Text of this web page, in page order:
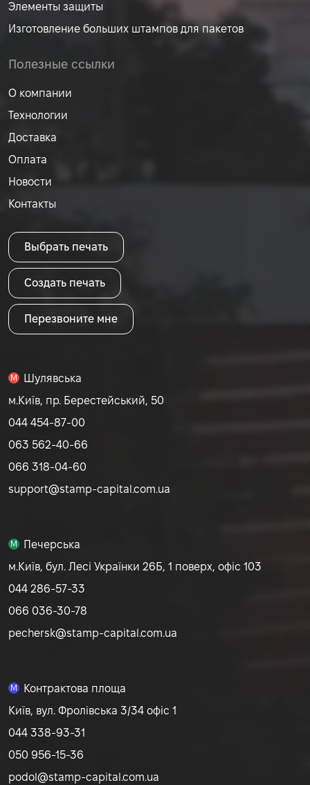
Элементы защиты
Изготовление больших штампов для пакетов
Полезные ссылки
О компании
Технологии
Доставка
Оплата
Новости
Контакты
Выбрать печать
Создать печать
Перезвоните мне
M
Шулявська
м.Київ, пр. Берестейський, 50
044 454-87-00
063 562-40-66
066 318-04-60
support@stamp-capital.com.ua
M
Печерська
м.Київ, бул. Лесі Українки 26Б, 1 поверх, офіс 103
044 286-57-33
066 036-30-78
pechersk@stamp-capital.com.ua
M
Контрактова площа
Київ, вул. Фролівська 3/34 офіс 1
044 338-93-31
050 956-15-36
podol@stamp-capital.com.ua